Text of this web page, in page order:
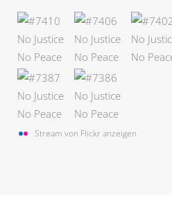
Stream von Flickr anzeigen